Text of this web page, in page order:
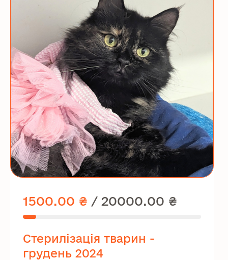
1500.00 ₴ / 20000.00 ₴
Стерилізація тварин -
грудень 2024